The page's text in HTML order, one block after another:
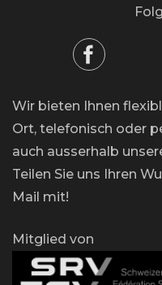
Wir bieten Ihnen
Ort, telefonisch oder
auch ausserhalb
Teilen Sie uns Ihren
Mail mit!
Mitglied von